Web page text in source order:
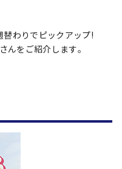
わりでピックアップ!
んをご紹介します｡